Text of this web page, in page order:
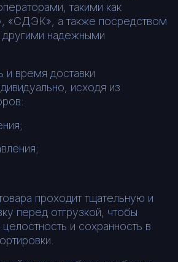
такими как
«СДЭК», а также посредством
другими надежными
и время доставки
исходя из
проходит тщательную и
перед отгрузкой, чтобы
целостность и сохранность в